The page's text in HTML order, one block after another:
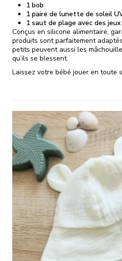
1 bob
1 paire de lunette de soleil
1 saut de plage avec des jeux
Conçus en silicone alimentaire,
produits sont parfaitement
petits peuvent aussi les
qu’ils se blessent.
Laissez votre bébé jouer en toute